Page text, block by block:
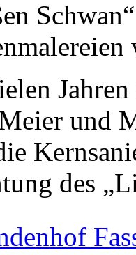
und
des